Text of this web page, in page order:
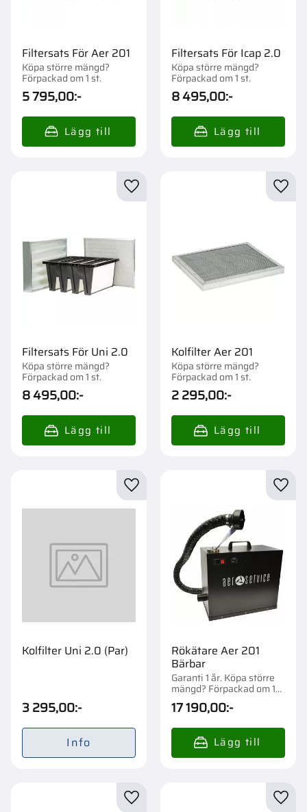
Filtersats För Aer 201
Köpa större mängd?
Förpackad om 1 st.
5 795,00:-
Filtersats För Icap 2.0
Köpa större mängd?
Förpackad om 1 st.
8 495,00:-
Filtersats För Uni 2.0
Köpa större mängd?
Förpackad om 1 st.
8 495,00:-
Lägg till i favoriter
Kolfilter Aer 201
Köpa större mängd?
Förpackad om 1 st.
2 295,00:-
Kolfilter Uni 2.0 (Par)
3 295,00:-
Lägg till i favoriter
Info
Rökätare Aer 201
Bärbar
Garanti 1 år. Köpa större
mängd? Förpackad om 1
st.
17 190,00:-
Lägg till i favoriter